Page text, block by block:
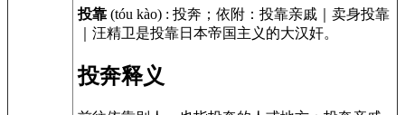
投靠 (tóu kào) : 投奔；依附：投靠亲戚｜卖身投靠
｜汪精卫是投靠日本帝国主义的大汉奸。
投奔释义